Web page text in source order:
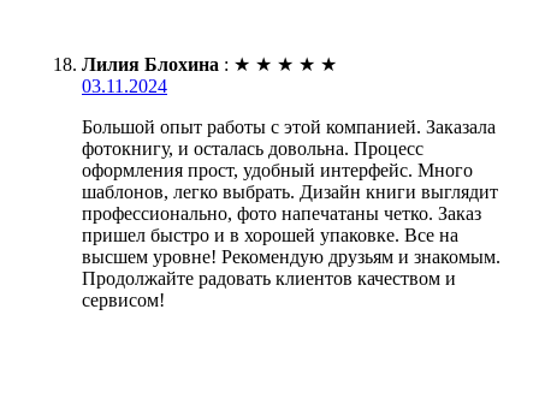
Лилия Блохина : ★ ★ ★ ★ ★
03.11.2024
Большой опыт работы с этой компанией. Заказала
фотокнигу, и осталась довольна. Процесс
оформления прост, удобный интерфейс. Много
шаблонов, легко выбрать. Дизайн книги выглядит
профессионально, фото напечатаны четко. Заказ
пришел быстро и в хорошей упаковке. Все на
высшем уровне! Рекомендую друзьям и знакомым.
Продолжайте радовать клиентов качеством и
сервисом!